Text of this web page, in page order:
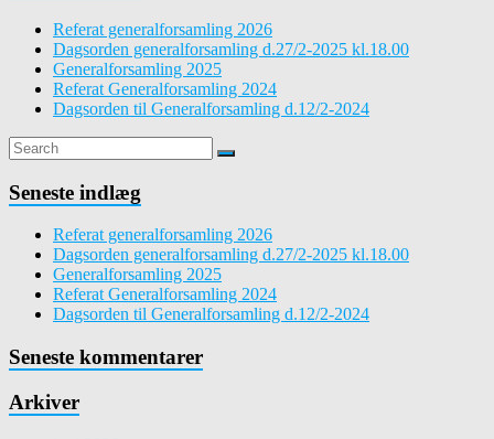
Referat generalforsamling 2026
Dagsorden generalforsamling d.27/2-2025 kl.18.00
Generalforsamling 2025
Referat Generalforsamling 2024
Dagsorden til Generalforsamling d.12/2-2024
Seneste indlæg
Referat generalforsamling 2026
Dagsorden generalforsamling d.27/2-2025 kl.18.00
Generalforsamling 2025
Referat Generalforsamling 2024
Dagsorden til Generalforsamling d.12/2-2024
Seneste kommentarer
Arkiver